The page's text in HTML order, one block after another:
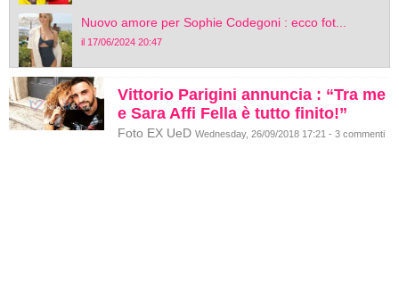
Nuovo amore per Sophie Codegoni : ecco fot...
il 17/06/2024 20:47
Vittorio Parigini annuncia : “Tra me
e Sara Affi Fella è tutto finito!”
Foto EX UeD Wednesday, 26/09/2018 17:21 - 3 commenti